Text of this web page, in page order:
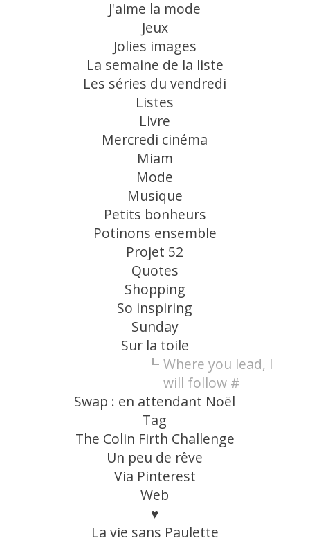
J'aime la mode
Jeux
Jolies images
La semaine de la liste
Les séries du vendredi
Listes
Livre
Mercredi cinéma
Miam
Mode
Musique
Petits bonheurs
Potinons ensemble
Projet 52
Quotes
Shopping
So inspiring
Sunday
Sur la toile
Where you lead, I
will follow #
Swap : en attendant Noël
Tag
The Colin Firth Challenge
Un peu de rêve
Via Pinterest
Web
♥
La vie sans Paulette